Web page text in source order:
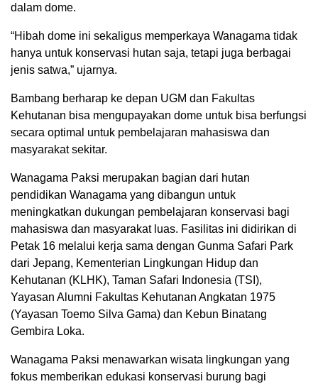
dalam dome.
“Hibah dome ini sekaligus memperkaya Wanagama tidak
hanya untuk konservasi hutan saja, tetapi juga berbagai
jenis satwa,” ujarnya.
Bambang berharap ke depan UGM dan Fakultas
Kehutanan bisa mengupayakan dome untuk bisa berfungsi
secara optimal untuk pembelajaran mahasiswa dan
masyarakat sekitar.
Wanagama Paksi merupakan bagian dari hutan
pendidikan Wanagama yang dibangun untuk
meningkatkan dukungan pembelajaran konservasi bagi
mahasiswa dan masyarakat luas. Fasilitas ini didirikan di
Petak 16 melalui kerja sama dengan Gunma Safari Park
dari Jepang, Kementerian Lingkungan Hidup dan
Kehutanan (KLHK), Taman Safari Indonesia (TSI),
Yayasan Alumni Fakultas Kehutanan Angkatan 1975
(Yayasan Toemo Silva Gama) dan Kebun Binatang
Gembira Loka.
Wanagama Paksi menawarkan wisata lingkungan yang
fokus memberikan edukasi konservasi burung bagi